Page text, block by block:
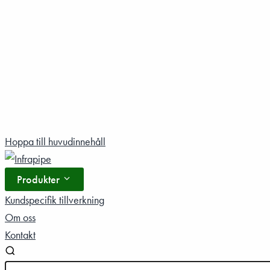
Hoppa
till
innehåll
Hoppa till huvudinnehåll
Produkter
Kundspecifik tillverkning
Om oss
Kontakt